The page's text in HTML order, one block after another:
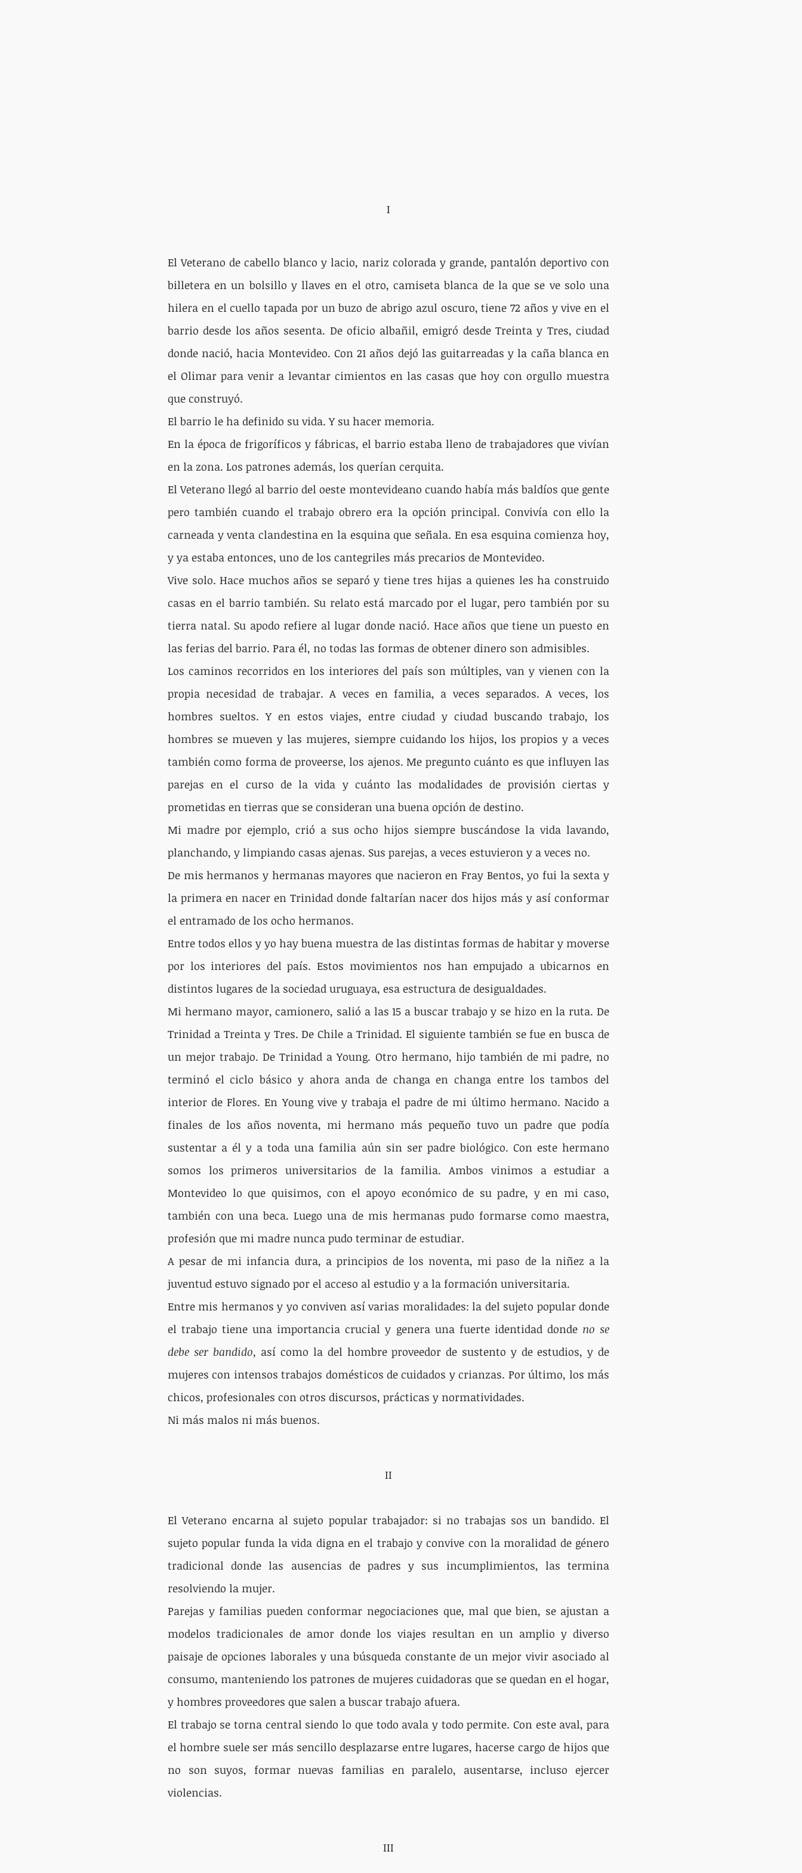
I
El Veterano de cabello blanco y lacio, nariz colorada y grande, pantalón deportivo con
billetera en un bolsillo y llaves en el otro, camiseta blanca de la que se ve solo una
hilera en el cuello tapada por un buzo de abrigo azul oscuro, tiene 72 años y vive en el
barrio desde los años sesenta. De oficio albañil, emigró desde Treinta y Tres, ciudad
donde nació, hacia Montevideo. Con 21 años dejó las guitarreadas y la caña blanca en
el Olimar para venir a levantar cimientos en las casas que hoy con orgullo muestra
que construyó.
El barrio le ha definido su vida. Y su hacer memoria.
En la época de frigoríficos y fábricas, el barrio estaba lleno de trabajadores que vivían
en la zona. Los patrones además, los querían cerquita.
El Veterano llegó al barrio del oeste montevideano cuando había más baldíos que gente
pero también cuando el trabajo obrero era la opción principal. Convivía con ello la
carneada y venta clandestina en la esquina que señala. En esa esquina comienza hoy,
y ya estaba entonces, uno de los cantegriles más precarios de Montevideo.
Vive solo. Hace muchos años se separó y tiene tres hijas a quienes les ha construido
casas en el barrio también. Su relato está marcado por el lugar, pero también por su
tierra natal. Su apodo refiere al lugar donde nació. Hace años que tiene un puesto en
las ferias del barrio. Para él, no todas las formas de obtener dinero son admisibles.
Los caminos recorridos en los interiores del país son múltiples, van y vienen con la
propia necesidad de trabajar. A veces en familia, a veces separados. A veces, los
hombres sueltos. Y en estos viajes, entre ciudad y ciudad buscando trabajo, los
hombres se mueven y las mujeres, siempre cuidando los hijos, los propios y a veces
también como forma de proveerse, los ajenos. Me pregunto cuánto es que influyen las
parejas en el curso de la vida y cuánto las modalidades de provisión ciertas y
prometidas en tierras que se consideran una buena opción de destino.
Mi madre por ejemplo, crió a sus ocho hijos siempre buscándose la vida lavando,
planchando, y limpiando casas ajenas. Sus parejas, a veces estuvieron y a veces no.
De mis hermanos y hermanas mayores que nacieron en Fray Bentos, yo fui la sexta y
la primera en nacer en Trinidad donde faltarían nacer dos hijos más y así conformar
el entramado de los ocho hermanos.
Entre todos ellos y yo hay buena muestra de las distintas formas de habitar y moverse
por los interiores del país. Estos movimientos nos han empujado a ubicarnos en
distintos lugares de la sociedad uruguaya, esa estructura de desigualdades.
Mi hermano mayor, camionero, salió a las 15 a buscar trabajo y se hizo en la ruta. De
Trinidad a Treinta y Tres. De Chile a Trinidad. El siguiente también se fue en busca de
un mejor trabajo. De Trinidad a Young. Otro hermano, hijo también de mi padre, no
terminó el ciclo básico y ahora anda de changa en changa entre los tambos del
interior de Flores. En Young vive y trabaja el padre de mi último hermano. Nacido a
finales de los años noventa, mi hermano más pequeño tuvo un padre que podía
sustentar a él y a toda una familia aún sin ser padre biológico. Con este hermano
somos los primeros universitarios de la familia. Ambos vinimos a estudiar a
Montevideo lo que quisimos, con el apoyo económico de su padre, y en mi caso,
también con una beca. Luego una de mis hermanas pudo formarse como maestra,
profesión que mi madre nunca pudo terminar de estudiar.
A pesar de mi infancia dura, a principios de los noventa, mi paso de la niñez a la
juventud estuvo signado por el acceso al estudio y a la formación universitaria.
Entre mis hermanos y yo conviven así varias moralidades: la del sujeto popular donde
el trabajo tiene una importancia crucial y genera una fuerte identidad donde no se
debe ser bandido, así como la del hombre proveedor de sustento y de estudios, y de
mujeres con intensos trabajos domésticos de cuidados y crianzas. Por último, los más
chicos, profesionales con otros discursos, prácticas y normatividades.
Ni más malos ni más buenos.
II
El Veterano encarna al sujeto popular trabajador: si no trabajas sos un bandido. El
sujeto popular funda la vida digna en el trabajo y convive con la moralidad de género
tradicional donde las ausencias de padres y sus incumplimientos, las termina
resolviendo la mujer.
Parejas y familias pueden conformar negociaciones que, mal que bien, se ajustan a
modelos tradicionales de amor donde los viajes resultan en un amplio y diverso
paisaje de opciones laborales y una búsqueda constante de un mejor vivir asociado al
consumo, manteniendo los patrones de mujeres cuidadoras que se quedan en el hogar,
y hombres proveedores que salen a buscar trabajo afuera.
El trabajo se torna central siendo lo que todo avala y todo permite. Con este aval, para
el hombre suele ser más sencillo desplazarse entre lugares, hacerse cargo de hijos que
no son suyos, formar nuevas familias en paralelo, ausentarse, incluso ejercer
violencias.
III